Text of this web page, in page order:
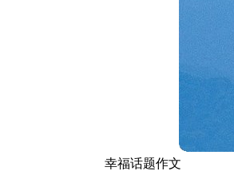
幸福话题作文